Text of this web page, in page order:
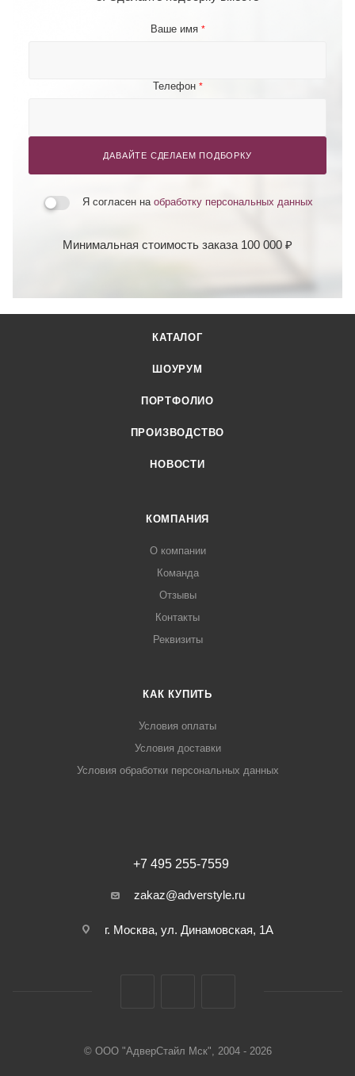
Ваше имя *
Телефон *
ДАВАЙТЕ СДЕЛАЕМ ПОДБОРКУ
Я согласен на обработку персональных данных
Минимальная стоимость заказа 100 000 ₽
КАТАЛОГ
ШОУРУМ
ПОРТФОЛИО
ПРОИЗВОДСТВО
НОВОСТИ
КОМПАНИЯ
О компании
Команда
Отзывы
Контакты
Реквизиты
КАК КУПИТЬ
Условия оплаты
Условия доставки
Условия обработки персональных данных
+7 495 255-7559
zakaz@adverstyle.ru
г. Москва, ул. Динамовская, 1А
© ООО "АдверСтайл Мск", 2004 - 2026